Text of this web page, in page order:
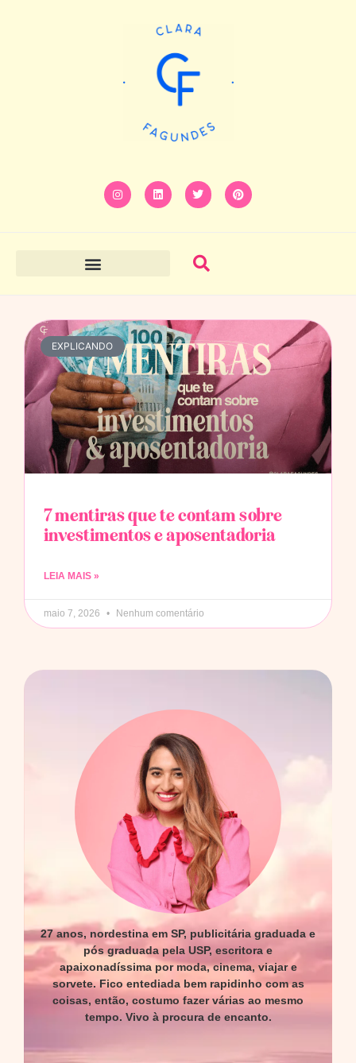
EXPLICANDO
7 mentiras que te contam sobre
investimentos e aposentadoria
LEIA MAIS »
maio 7, 2026 Nenhum comentário
27 anos, nordestina em SP, publicitária graduada e
pós graduada pela USP, escritora e
apaixonadíssima por moda, cinema, viajar e
sorvete. Fico entediada bem rapidinho com as
coisas, então, costumo fazer várias ao mesmo
tempo. Vivo à procura de encanto.